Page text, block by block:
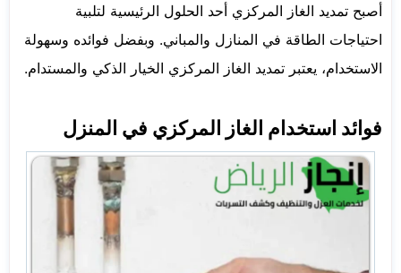
أصبح تمديد الغاز المركزي أحد الحلول الرئيسية لتلبية
احتياجات الطاقة في المنازل والمباني. وبفضل فوائده وسهولة
الاستخدام، يعتبر تمديد الغاز المركزي الخيار الذكي والمستدام.
فوائد استخدام الغاز المركزي في المنزل